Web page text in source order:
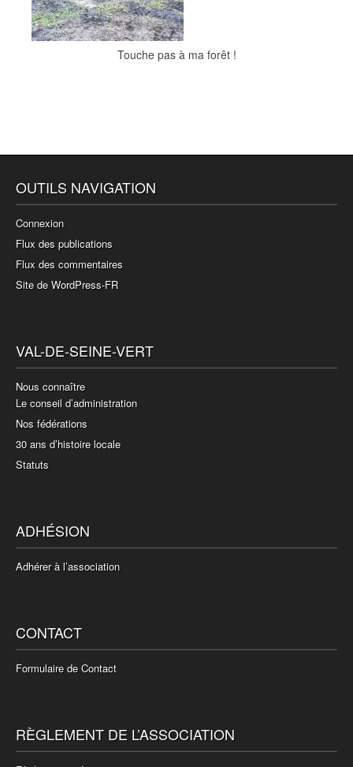
Touche pas à ma forêt !
OUTILS NAVIGATION
Connexion
Flux des publications
Flux des commentaires
Site de WordPress-FR
VAL-DE-SEINE-VERT
Nous connaître
Le conseil d’administration
Nos fédérations
30 ans d’histoire locale
Statuts
ADHÉSION
Adhérer à l’association
CONTACT
Formulaire de Contact
RÈGLEMENT DE L’ASSOCIATION